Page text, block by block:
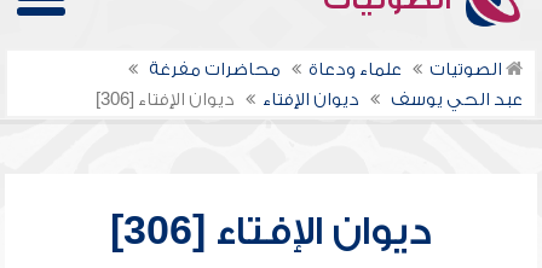
الصوتيات علماء ودعاة
محاضرات مفرغة
عبد الحي يوسف
ديوان الإفتاء ديوان الإفتاء [306]
ديوان الإفتاء [306]